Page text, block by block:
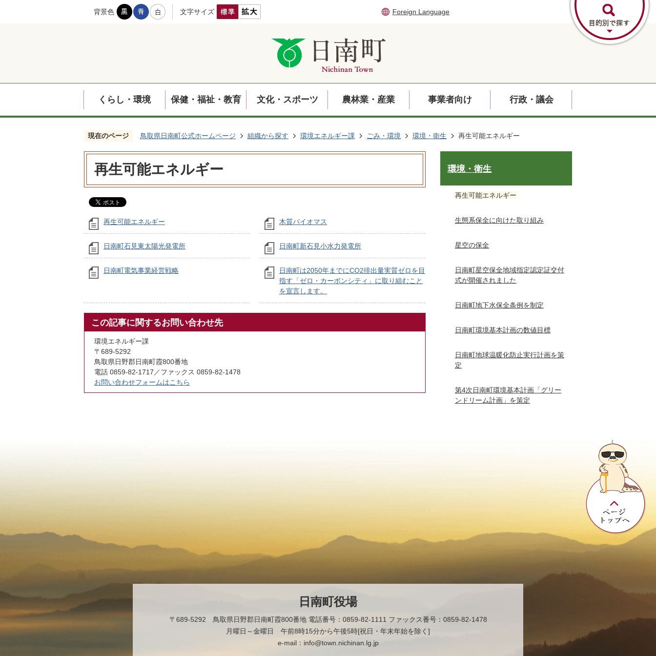
背景色 文字サイズ Foreign Language
くらし・環境 保健・福祉・教育 文化・スポーツ 農林業・産業 事業者向け 行政・議会
現在のページ 鳥取県日南町公式ホームページ 組織から探す 環境エネルギー課 ごみ・環境 環境・衛生 再生可能エネルギー
再生可能エネルギー
再生可能エネルギー 木質バイオマス
日南町石見東太陽光発電所 日南町新石見小水力発電所
日南町電気事業経営戦略
日南町は2050年までにCO2排出量実質ゼロを目
指す「ゼロ・カーボンシティ」に取り組むこと
を宣言します。
この記事に関するお問い合わせ先
環境エネルギー課
〒689-5292
鳥取県日野郡日南町霞800番地
電話 0859-82-1717／ファックス 0859-82-1478
お問い合わせフォームはこちら
環境・衛生
再生可能エネルギー
生態系保全に向けた取り組み
星空の保全
日南町星空保全地域指定認定証交付
式が開催されました
日南町地下水保全条例を制定
日南町環境基本計画の数値目標
日南町地球温暖化防止実行計画を策
定
第4次日南町環境基本計画「グリー
ンドリーム計画」を策定
日南町役場
〒689-5292 鳥取県日野郡日南町霞800番地 電話番号：0859-82-1111 ファックス番号：0859-82-1478
月曜日～金曜日 午前8時15分から午後5時[祝日・年末年始を除く]
e-mail：info@town.nichinan.lg.jp